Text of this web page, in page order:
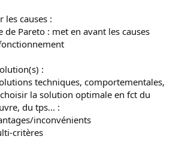
les causes :
Pareto : met en avant les causes
:
techniques, comportementales,
la solution optimale en fct du
du tps... :
inconvénients
critères